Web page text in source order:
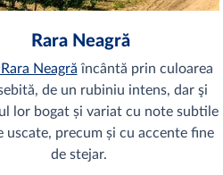
Rara Neagră
Neagră încântă prin culoarea
de un rubiniu intens, dar şi
lor bogat și variat cu note subtile
uscate, precum și cu accente fine
de stejar.